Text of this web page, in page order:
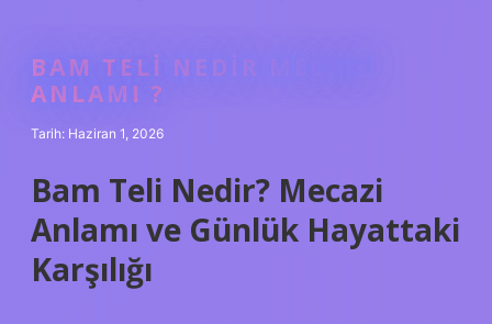
BAM TELI NEDIR MECAZI
ANLAMI ?
Tarih: Haziran 1, 2026
Bam Teli Nedir? Mecazi
Anlamı ve Günlük Hayattaki
Karşılığı